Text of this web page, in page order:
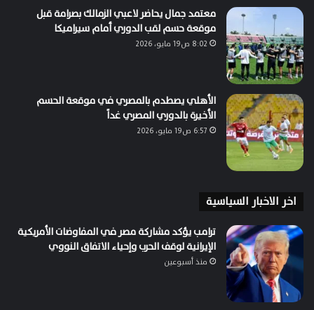
معتمد جمال يحاضر لاعبي الزمالك بصرامة قبل
موقعة حسم لقب الدوري أمام سيراميكا
8:02 ص19 مايو، 2026
الأهلي يصطدم بالمصري في موقعة الحسم
الأخيرة بالدوري المصري غداً
6:57 ص19 مايو، 2026
اخر الاخبار السياسية
ترامب يؤكد مشاركة مصر في المفاوضات الأمريكية
الإيرانية لوقف الحرب وإحياء الاتفاق النووي
منذ أسبوعين